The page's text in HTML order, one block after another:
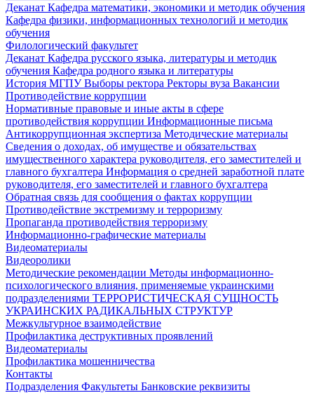
Деканат Кафедра математики, экономики и методик обучения
Кафедра физики, информационных технологий и методик
обучения
Филологический факультет
Деканат Кафедра русского языка, литературы и методик
обучения Кафедра родного языка и литературы
История МГПУВыборы ректора Ректоры вуза Вакансии
Противодействие коррупции
Нормативные правовые и иные акты в сфере
противодействия коррупции Информационные письма
Антикоррупционная экспертиза Методические материалы
Сведения о доходах, об имуществе и обязательствах
имущественного характера руководителя, его заместителей и
главного бухгалтера Информация о средней заработной плате
руководителя, его заместителей и главного бухгалтера
Обратная связь для сообщения о фактах коррупции
Противодействие экстремизму и терроризму
Пропаганда противодействия терроризму
Информационно-графические материалы
Видеоматериалы
Видеоролики
Методические рекомендации Методы информационно-
психологического влияния, применяемые украинскими
подразделениями ТЕРРОРИСТИЧЕСКАЯ СУЩНОСТЬ
УКРАИНСКИХ РАДИКАЛЬНЫХ СТРУКТУР
Межкультурное взаимодействие
Профилактика деструктивных проявлений
Видеоматериалы
Профилактика мошенничества
Контакты
Подразделения Факультеты Банковские реквизиты